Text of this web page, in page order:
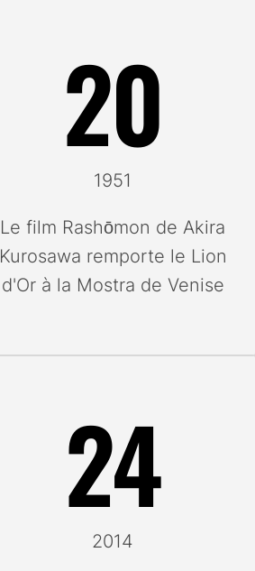
20
1951
Le film Rashōmon de Akira
Kurosawa remporte le Lion
d'Or à la Mostra de Venise
24
2014